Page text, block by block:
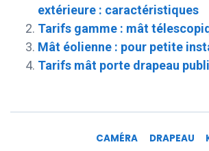
extérieure : caractéristiques
Tarifs gamme : mât
Mât éolienne : pour petite
Tarifs mât porte drapeau
CAMÉRA DRAPEAU